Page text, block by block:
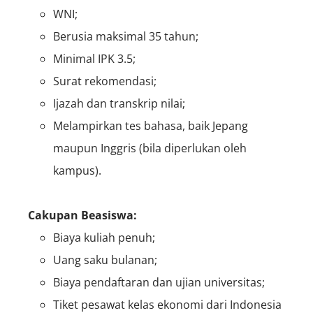
WNI;
Berusia maksimal 35 tahun;
Minimal IPK 3.5;
Surat rekomendasi;
Ijazah dan transkrip nilai;
Melampirkan tes bahasa, baik Jepang
maupun Inggris (bila diperlukan oleh
kampus).
Cakupan Beasiswa:
Biaya kuliah penuh;
Uang saku bulanan;
Biaya pendaftaran dan ujian universitas;
Tiket pesawat kelas ekonomi dari Indonesia